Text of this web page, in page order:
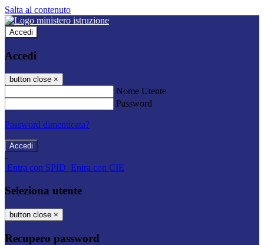
Salta al contenuto
Accedi
Accedi
button close ×
Nome Utente
Password
Password dimenticata?
-
Entra con SPID Entra con CIE
Seleziona utente
button close ×
Recupero password